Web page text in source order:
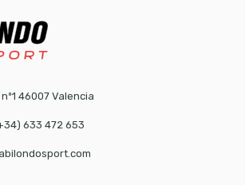
46007 Valencia
633 472 653